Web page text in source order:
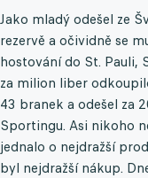
Jako mladý odešel ze
rezervě a očividně se
hostování do St. Pauli,
za milion liber
43 branek a odešel za
Sportingu. Asi nikoho
jednalo o nejdražší
byl nejdražší nákup.